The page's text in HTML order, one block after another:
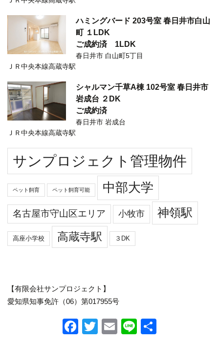
ハミングバード 203号室 春日井市白山
町 １LDK
ご成約済 1LDK
春日井市 白山町5丁目
ＪＲ中央本線高蔵寺駅
シャルマン千草A棟 102号室 春日井市
岩成台 ２DK
ご成約済
春日井市 岩成台
ＪＲ中央本線高蔵寺駅
サンプロジェクト管理物件
ペット飼育 ペット飼育可能 中部大学
名古屋市守山区エリア 小牧市 神領駅
高座小学校 高蔵寺駅 ３DK
【有限会社サンプロジェクト】
愛知県知事免許（06）第017955号
F
T
E
Li